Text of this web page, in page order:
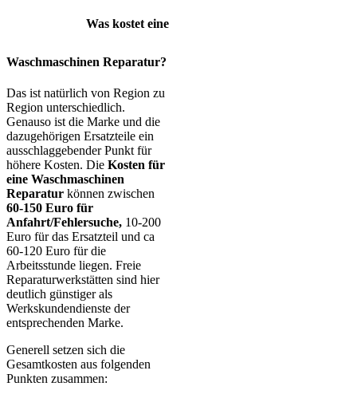
Was kostet eine
Waschmaschinen Reparatur?
Das ist natürlich von Region zu
Region unterschiedlich.
Genauso ist die Marke und die
dazugehörigen Ersatzteile ein
ausschlaggebender Punkt für
höhere Kosten. Die Kosten für
eine Waschmaschinen
Reparatur können zwischen
60-150 Euro für
Anfahrt/Fehlersuche, 10-200
Euro für das Ersatzteil und ca
60-120 Euro für die
Arbeitsstunde liegen. Freie
Reparaturwerkstätten sind hier
deutlich günstiger als
Werkskundendienste der
entsprechenden Marke.
Generell setzen sich die
Gesamtkosten aus folgenden
Punkten zusammen: